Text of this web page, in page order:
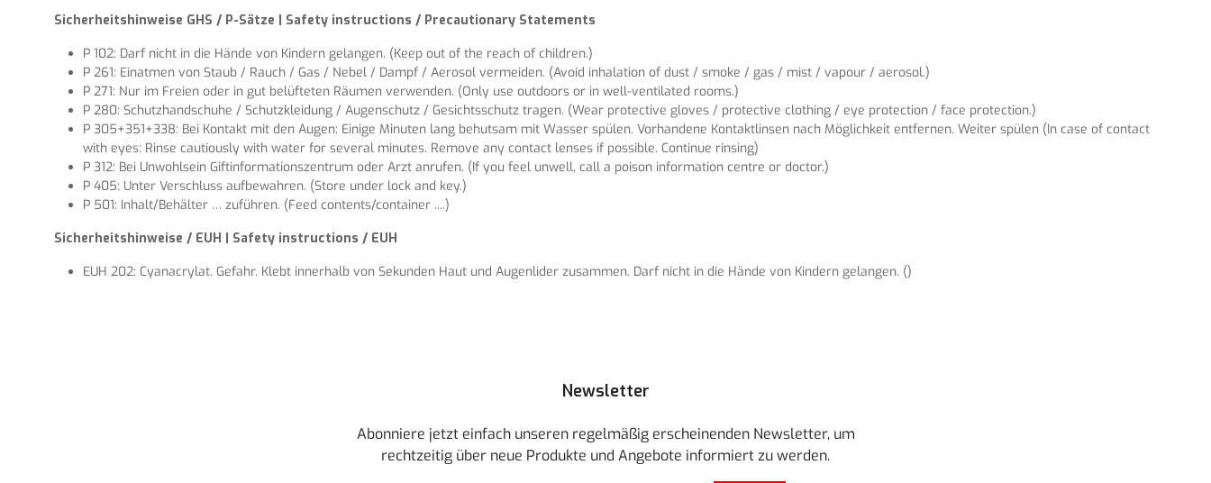
Sicherheitshinweise GHS / P-Sätze | Safety instructions / Precautionary Statements
P 102: Darf nicht in die Hände von Kindern gelangen. (Keep out of the reach of children.)
P 261: Einatmen von Staub / Rauch / Gas / Nebel / Dampf / Aerosol vermeiden. (Avoid inhalation of dust / smoke / gas / mist / vapour / aerosol.)
P 271: Nur im Freien oder in gut belüfteten Räumen verwenden. (Only use outdoors or in well-ventilated rooms.)
P 280: Schutzhandschuhe / Schutzkleidung / Augenschutz / Gesichtsschutz tragen. (Wear protective gloves / protective clothing / eye protection / face protection.)
P 305+351+338: Bei Kontakt mit den Augen: Einige Minuten lang behutsam mit Wasser spülen. Vorhandene Kontaktlinsen nach Möglichkeit entfernen. Weiter spülen (In case of contact
with eyes: Rinse cautiously with water for several minutes. Remove any contact lenses if possible. Continue rinsing)
P 312: Bei Unwohlsein Giftinformationszentrum oder Arzt anrufen. (If you feel unwell, call a poison information centre or doctor.)
P 405: Unter Verschluss aufbewahren. (Store under lock and key.)
P 501: Inhalt/Behälter … zuführen. (Feed contents/container ....)
Sicherheitshinweise / EUH | Safety instructions / EUH
EUH 202: Cyanacrylat. Gefahr. Klebt innerhalb von Sekunden Haut und Augenlider zusammen. Darf nicht in die Hände von Kindern gelangen. ()
Newsletter
Abonniere jetzt einfach unseren regelmäßig erscheinenden Newsletter, um
rechtzeitig über neue Produkte und Angebote informiert zu werden.